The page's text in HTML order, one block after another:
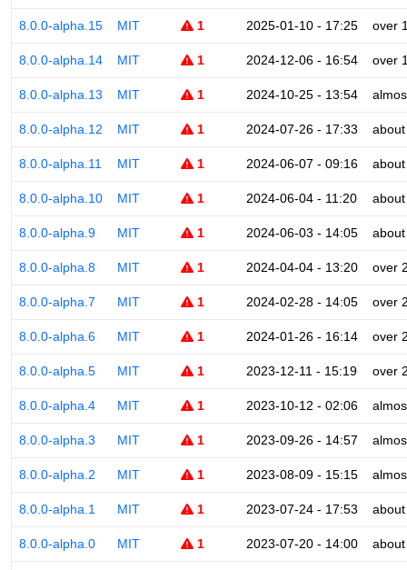
8.0.0-alpha.15 MIT 1 2025-01-10 - 17:25 over
8.0.0-alpha.14 MIT 1 2024-12-06 - 16:54 over
8.0.0-alpha.13 MIT 1 2024-10-25 - 13:54
8.0.0-alpha.12 MIT 1 2024-07-26 - 17:33
8.0.0-alpha.11 MIT 1 2024-06-07 - 09:16
8.0.0-alpha.10 MIT 1 2024-06-04 - 11:20
8.0.0-alpha.9 MIT 1 2024-06-03 - 14:05
8.0.0-alpha.8 MIT 1 2024-04-04 - 13:20 over
8.0.0-alpha.7 MIT 1 2024-02-28 - 14:05 over
8.0.0-alpha.6 MIT 1 2024-01-26 - 16:14 over
8.0.0-alpha.5 MIT 1 2023-12-11 - 15:19 over
8.0.0-alpha.4 MIT 1 2023-10-12 - 02:06
8.0.0-alpha.3 MIT 1 2023-09-26 - 14:57
8.0.0-alpha.2 MIT 1 2023-08-09 - 15:15
8.0.0-alpha.1 MIT 1 2023-07-24 - 17:53
8.0.0-alpha.0 MIT 1 2023-07-20 - 14:00